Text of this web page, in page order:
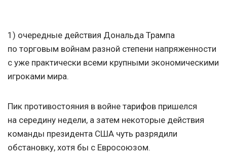
1) очередные действия Дональда Трампа
по торговым войнам разной степени напряженности
с уже практически всеми крупными экономическими
игроками мира.
Пик противостояния в войне тарифов пришелся
на середину недели, а затем некоторые действия
команды президента США чуть разрядили
обстановку, хотя бы с Евросоюзом.